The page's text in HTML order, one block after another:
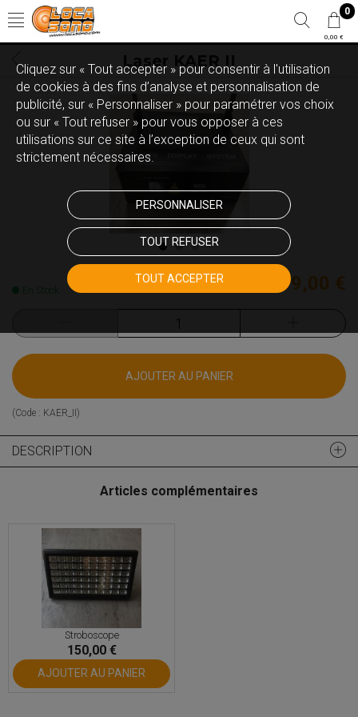
0
0,00 €
Laser KAER II
En Stock 699,00 €
AJOUTER AU PANIER
(Code : KAER_II )
DESCRIPTION
Articles complémentaires
Stroboscope
150,00 €
AJOUTER AU PANIER
Cliquez sur « Tout accepter » pour consentir à l'utilisation
de cookies à des fins d’analyse et personnalisation de
publicité, sur « Personnaliser » pour paramétrer vos choix
ou sur « Tout refuser » pour vous opposer à ces
utilisations sur ce site à l’exception de ceux qui sont
strictement nécessaires.
PERSONNALISER
TOUT REFUSER
TOUT ACCEPTER